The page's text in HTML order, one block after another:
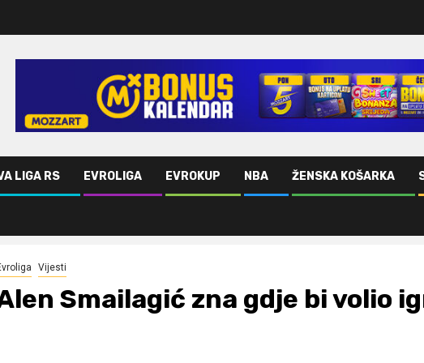
LIGA RS EVROLIGA EVROKUP NBA ŽENSKA KOŠARKA
Vijesti
Smailagić zna gdje bi volio